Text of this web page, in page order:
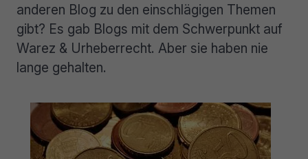
anderen Blog zu den einschlägigen Themen
gibt? Es gab Blogs mit dem Schwerpunkt auf
Warez & Urheberrecht. Aber sie haben nie
lange gehalten.